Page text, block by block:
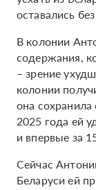
оставались
В колонии
содержания,
– зрение
колонии
она
2025 года ей
и впервые за
Сейчас
Беларуси ей